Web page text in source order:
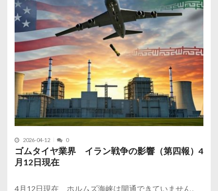
2026-04-12 0
ゴムタイヤ業界 イラン戦争の影響（第四報）4
月12日現在
4月12日現在 ホルムズ海峡は開通できていません。